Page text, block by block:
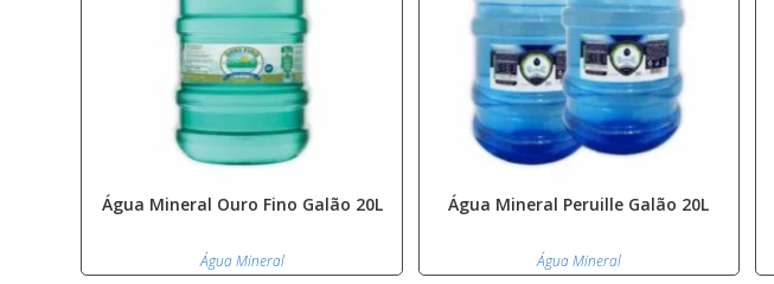
Água Mineral Ouro Fino Galão 20L
Água Mineral
Água Mineral Peruille Galão 20L
Água Mineral